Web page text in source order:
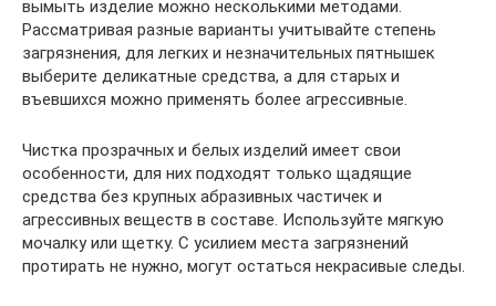
вымыть изделие можно несколькими методами.
Рассматривая разные варианты учитывайте степень
загрязнения, для легких и незначительных пятнышек
выберите деликатные средства, а для старых и
въевшихся можно применять более агрессивные.
Чистка прозрачных и белых изделий имеет свои
особенности, для них подходят только щадящие
средства без крупных абразивных частичек и
агрессивных веществ в составе. Используйте мягкую
мочалку или щетку. С усилием места загрязнений
протирать не нужно, могут остаться некрасивые следы.